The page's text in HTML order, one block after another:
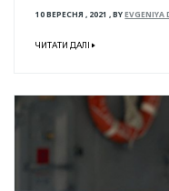
10 ВЕРЕСНЯ , 2021 ,BYEVGENIYA
ЧИТАТИ ДАЛІ